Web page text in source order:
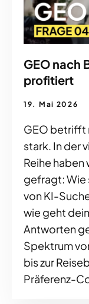
GEO nach
profitiert
19. Mai 2026
GEO betrifft
stark. In der
Reihe haben
gefragt: Wie
von KI-
wie geht
Antworten
Spektrum
bis zur
Präferenz-